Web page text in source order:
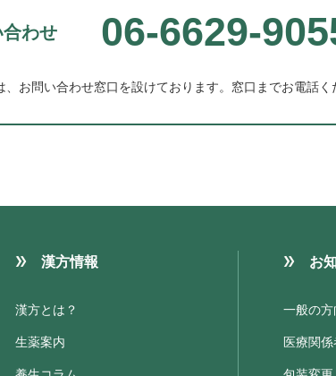
わせ 06-6629-
、お問い合わせ窓口を設けております。 窓口までお電話く
漢方情報
漢方とは？
生薬案内
お
一般の
医療関